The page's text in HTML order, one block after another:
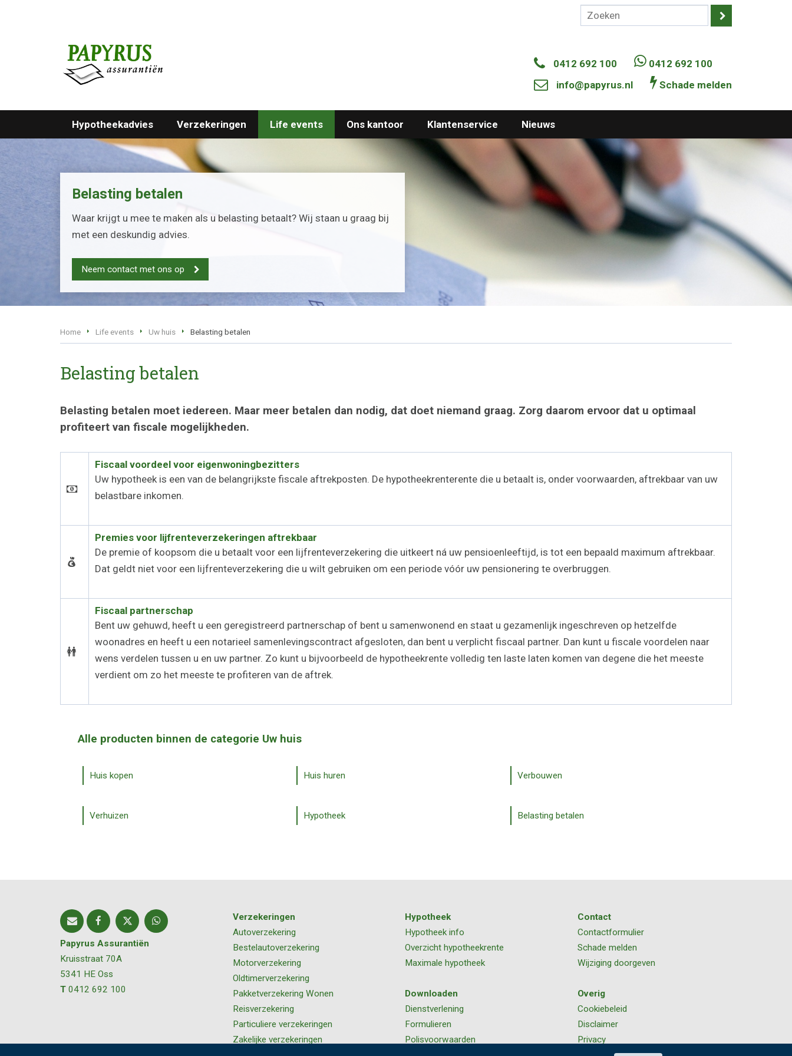
0412 692 100
0412 692 100
info@papyrus.nl
Schade melden
Hypotheekadvies Verzekeringen Life events Ons kantoor Klantenservice Nieuws
Belasting betalen
Waar krijgt u mee te maken als u belasting betaalt? Wij staan u graag bij
met een deskundig advies.
Neem contact met ons op
Home Life events Uw huis Belasting betalen
Belasting betalen
Belasting betalen moet iedereen. Maar meer betalen dan nodig, dat doet niemand graag. Zorg daarom ervoor dat u optimaal
profiteert van fiscale mogelijkheden.
Fiscaal voordeel voor eigenwoningbezitters
Uw hypotheek is een van de belangrijkste fiscale aftrekposten. De hypotheekrenterente die u betaalt is, onder voorwaarden, aftrekbaar van uw
belastbare inkomen.
Premies voor lijfrenteverzekeringen aftrekbaar
De premie of koopsom die u betaalt voor een lijfrenteverzekering die uitkeert ná uw pensioenleeftijd, is tot een bepaald maximum aftrekbaar.
Dat geldt niet voor een lijfrenteverzekering die u wilt gebruiken om een periode vóór uw pensionering te overbruggen.
Fiscaal partnerschap
Bent uw gehuwd, heeft u een geregistreerd partnerschap of bent u samenwonend en staat u gezamenlijk ingeschreven op hetzelfde
woonadres en heeft u een notarieel samenlevingscontract afgesloten, dan bent u verplicht fiscaal partner. Dan kunt u fiscale voordelen naar
wens verdelen tussen u en uw partner. Zo kunt u bijvoorbeeld de hypotheekrente volledig ten laste laten komen van degene die het meeste
verdient om zo het meeste te profiteren van de aftrek.
Alle producten binnen de categorie Uw huis
Huis kopen Huis huren Verbouwen
Verhuizen Hypotheek Belasting betalen
Papyrus Assurantiën
Kruisstraat 70A
5341 HE Oss
T 0412 692 100
Verzekeringen
Autoverzekering
Bestelautoverzekering
Motorverzekering
Oldtimerverzekering
Pakketverzekering Wonen
Reisverzekering
Particuliere verzekeringen
Zakelijke verzekeringen
Hypotheek
Hypotheek info
Overzicht hypotheekrente
Maximale hypotheek
Downloaden
Dienstverlening
Formulieren
Polisvoorwaarden
Contact
Contactformulier
Schade melden
Wijziging doorgeven
Overig
Cookiebeleid
Disclaimer
Privacy